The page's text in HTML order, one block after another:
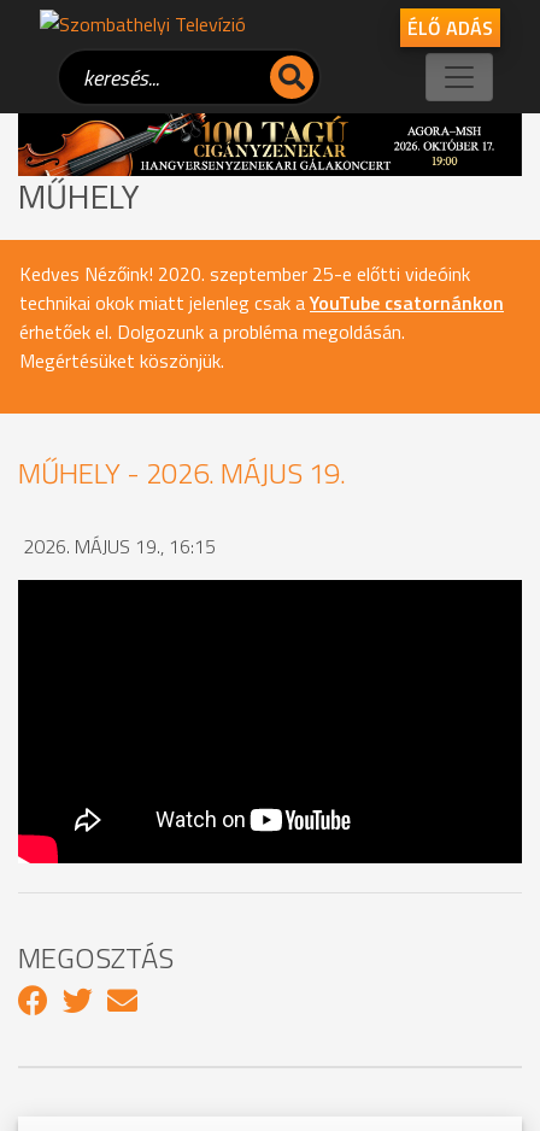
ÉLŐ ADÁS
MŰHELY
Kedves Nézőink! 2020. szeptember 25-e előtti videóink
technikai okok miatt jelenleg csak aYouTube csatornánkon
érhetőek el. Dolgozunk a probléma megoldásán.
Megértésüket köszönjük.
MŰHELY - 2026. MÁJUS 19.
2026. MÁJUS 19., 16:15
MEGOSZTÁS